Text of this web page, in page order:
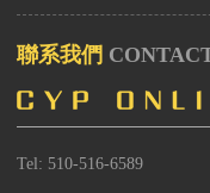
聯系我們
Tel: 510-516-6589